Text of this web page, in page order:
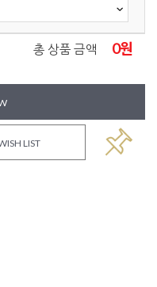
총 상품 금액 0원
LIST